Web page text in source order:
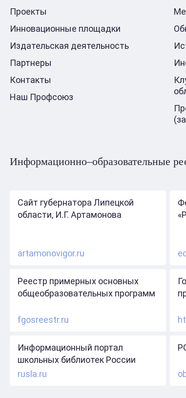
Проекты
Инновационные площадки
Издательская деятельность
Партнеры
Контакты
Наш Профсоюз
Информационно–образовательные
Сайт губернатора Липецкой
области, И.Г. Артамонова
artamonovigor.ru
Реестр примерных основных
общеобразовательных программ
fgosreestr.ru
Информационный портал
школьных библиотек России
rusla.ru